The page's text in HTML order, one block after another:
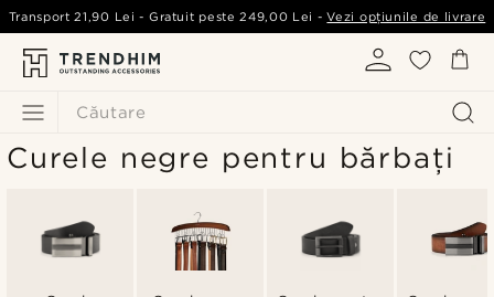
Căutare
Transport 21,90 Lei - Gratuit peste249,00 Lei -Vezi opțiunile de livrare
Curele negre pentru bărbați